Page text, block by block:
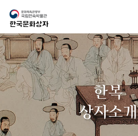
한복
상자소개